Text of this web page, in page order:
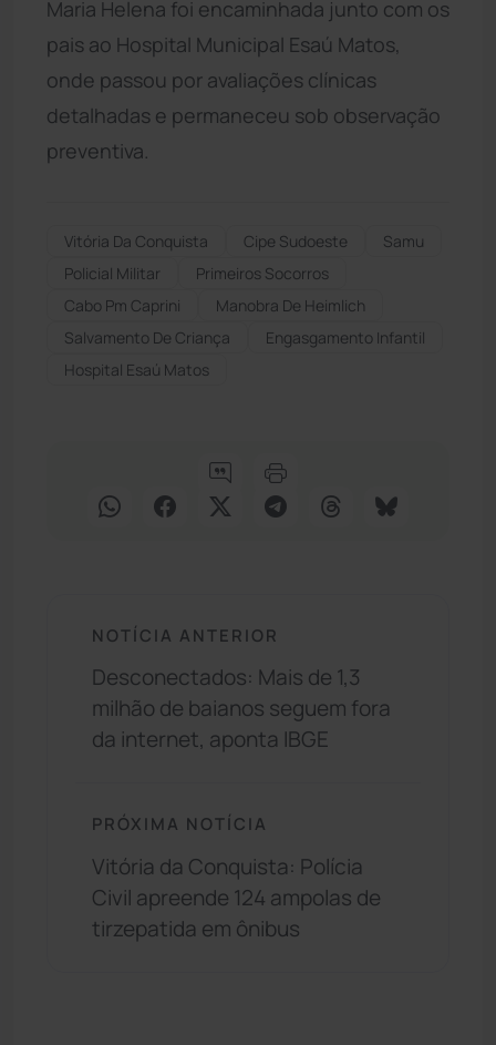
Maria Helena foi encaminhada junto com os
pais ao Hospital Municipal Esaú Matos,
onde passou por avaliações clínicas
detalhadas e permaneceu sob observação
preventiva.
Vitória Da Conquista Cipe Sudoeste
Samu
Policial Militar
Primeiros Socorros
Cabo Pm Caprini
Manobra De Heimlich
Salvamento De Criança
Engasgamento Infantil
Hospital Esaú Matos
NOTÍCIA ANTERIOR
Desconectados: Mais de 1,3
milhão de baianos seguem fora
da internet, aponta IBGE
PRÓXIMA NOTÍCIA
Vitória da Conquista: Polícia
Civil apreende 124 ampolas de
tirzepatida em ônibus